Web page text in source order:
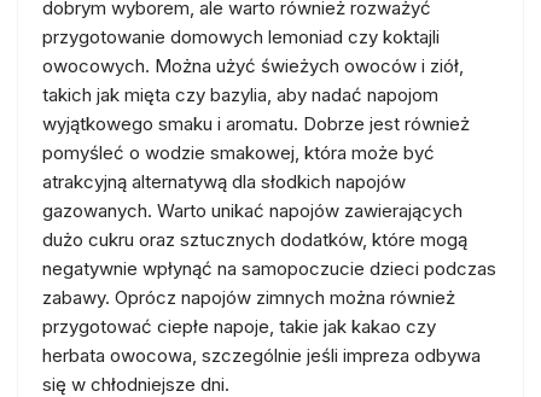
dobrym wyborem, ale warto również rozważyć
przygotowanie domowych lemoniad czy koktajli
owocowych. Można użyć świeżych owoców i ziół,
takich jak mięta czy bazylia, aby nadać napojom
wyjątkowego smaku i aromatu. Dobrze jest również
pomyśleć o wodzie smakowej, która może być
atrakcyjną alternatywą dla słodkich napojów
gazowanych. Warto unikać napojów zawierających
dużo cukru oraz sztucznych dodatków, które mogą
negatywnie wpłynąć na samopoczucie dzieci podczas
zabawy. Oprócz napojów zimnych można również
przygotować ciepłe napoje, takie jak kakao czy
herbata owocowa, szczególnie jeśli impreza odbywa
się w chłodniejsze dni.